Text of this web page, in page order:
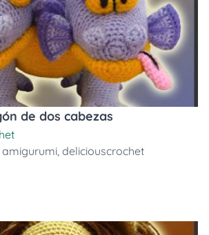
de dos cabezas
amigurumi, deliciouscrochet